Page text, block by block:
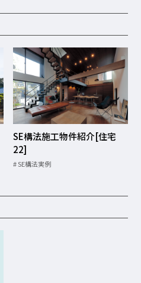
SE構法施工物件紹介[住宅
22]
SE構法実例